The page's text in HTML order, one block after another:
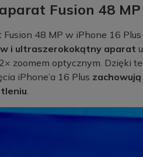
Fusion 48
48 MP w iPhone 16
i ultraszerokokątny aparat
zoomem optycznym. Dzięki
iPhone’a 16 Plus
.